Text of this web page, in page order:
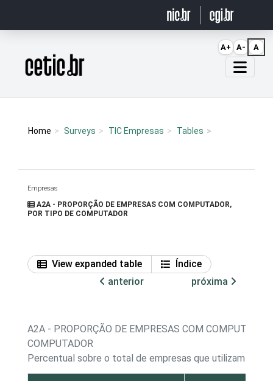
Página inicial
Home Surveys TIC Empresas Tables
Empresas
A2A - PROPORÇÃO DE EMPRESAS COM COMPUTADOR,
POR TIPO DE COMPUTADOR
View expanded table
Índice
anterior
próxima
A2A - PROPORÇÃO DE EMPRESAS COM
COMPUTADOR
Percentual sobre o total de empresas que utilizam
A+ A- A